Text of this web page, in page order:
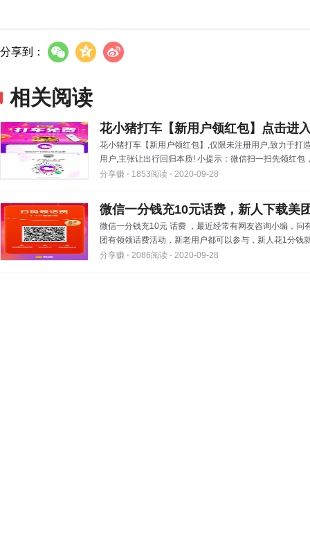
分享到：
相关阅读
花小猪打车【新用户领红包】点击进
花小猪打车【新用户领红包】,仅限未注册用户,致力于打
用户,主张让出行回归本质! 小提示：微信扫一扫先领红包
分享赚 ⋅ 1853阅读 ⋅ 2020-09-28
微信一分钱充10元话费，新人下载美
微信一分钱充10元 话费 ，最近经常有网友咨询小编，
团有领领话费活动，新老用户都可以参与，新人花1分钱
分享赚 ⋅ 2086阅读 ⋅ 2020-09-28